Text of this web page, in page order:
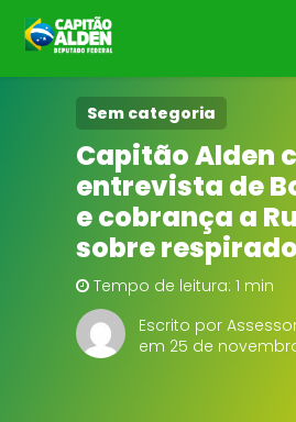
HOME
NOTÍCIAS
BIOGRAFIA
DOWNLOADS
EMENDAS
Sem categoria
Capitão Alden
entrevista de
e cobrança a
sobre
Tempo de leitura: 1 min
Escrito por
em 25 de